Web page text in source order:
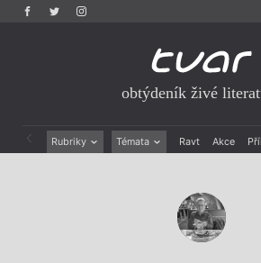
obtýdeník živé
Rubriky Témata Ravt Akce